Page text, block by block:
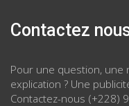
Contactez
Pour une question, une
explication ? Une
Contactez-nous (+228)